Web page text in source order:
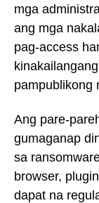
mga
ang mga
pag-access
pampublikong
Ang pare-
gumaganap
sa
browser,
dapat na